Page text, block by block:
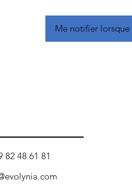
Me notifier
82 48 61 81